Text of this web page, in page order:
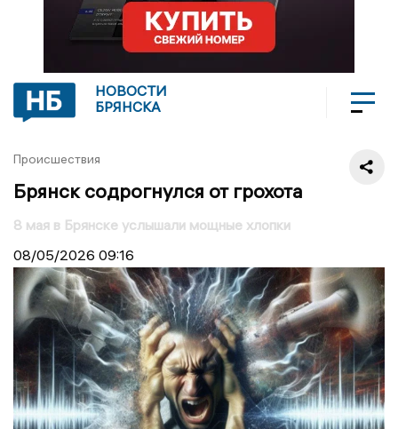
НОВОСТИ
БРЯНСКА
Происшествия
Брянск содрогнулся от грохота
8 мая в Брянске услышали мощные хлопки
08/05/2026 09:16